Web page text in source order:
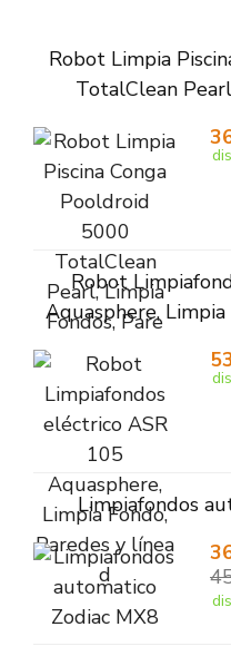
Robot Limpia
TotalClean
Robot
Aquasphere,
Limpiafondos